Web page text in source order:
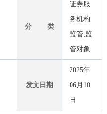
分 类
证券服
务机构
监管;监
管对象
发文日期
2025年
06月10
日